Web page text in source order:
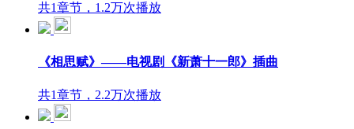
共1章节，1.2万次播放
《相思赋》——电视剧《新萧十一郎》插曲
共1章节，2.2万次播放